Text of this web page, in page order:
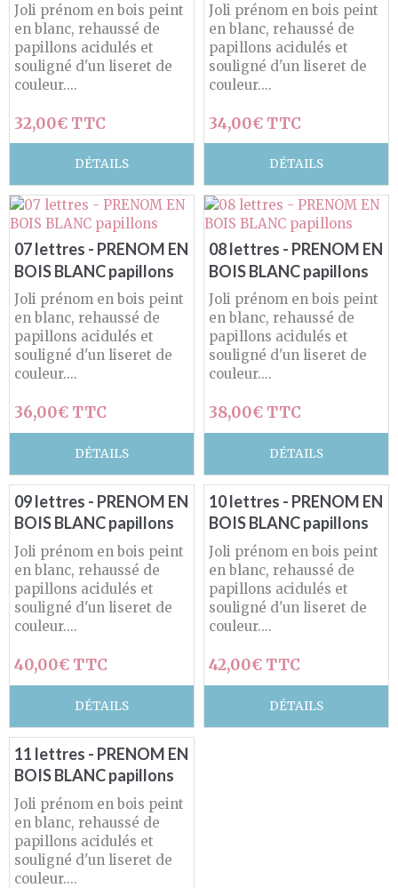
Joli prénom en bois peint
en blanc, rehaussé de
papillons acidulés et
souligné d'un liseret de
couleur....
32,00€ TTC
DÉTAILS
Joli prénom en bois peint
en blanc, rehaussé de
papillons acidulés et
souligné d'un liseret de
couleur....
34,00€ TTC
DÉTAILS
07 lettres - PRENOM EN
BOIS BLANC papillons
Joli prénom en bois peint
en blanc, rehaussé de
papillons acidulés et
souligné d'un liseret de
couleur....
36,00€ TTC
DÉTAILS
08 lettres - PRENOM EN
BOIS BLANC papillons
Joli prénom en bois peint
en blanc, rehaussé de
papillons acidulés et
souligné d'un liseret de
couleur....
38,00€ TTC
DÉTAILS
09 lettres - PRENOM EN
BOIS BLANC papillons
Joli prénom en bois peint
en blanc, rehaussé de
papillons acidulés et
souligné d'un liseret de
couleur....
40,00€ TTC
DÉTAILS
10 lettres - PRENOM EN
BOIS BLANC papillons
Joli prénom en bois peint
en blanc, rehaussé de
papillons acidulés et
souligné d'un liseret de
couleur....
42,00€ TTC
DÉTAILS
11 lettres - PRENOM EN
BOIS BLANC papillons
Joli prénom en bois peint
en blanc, rehaussé de
papillons acidulés et
souligné d'un liseret de
couleur....